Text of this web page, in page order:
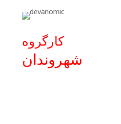
کارگروه
شهروندان